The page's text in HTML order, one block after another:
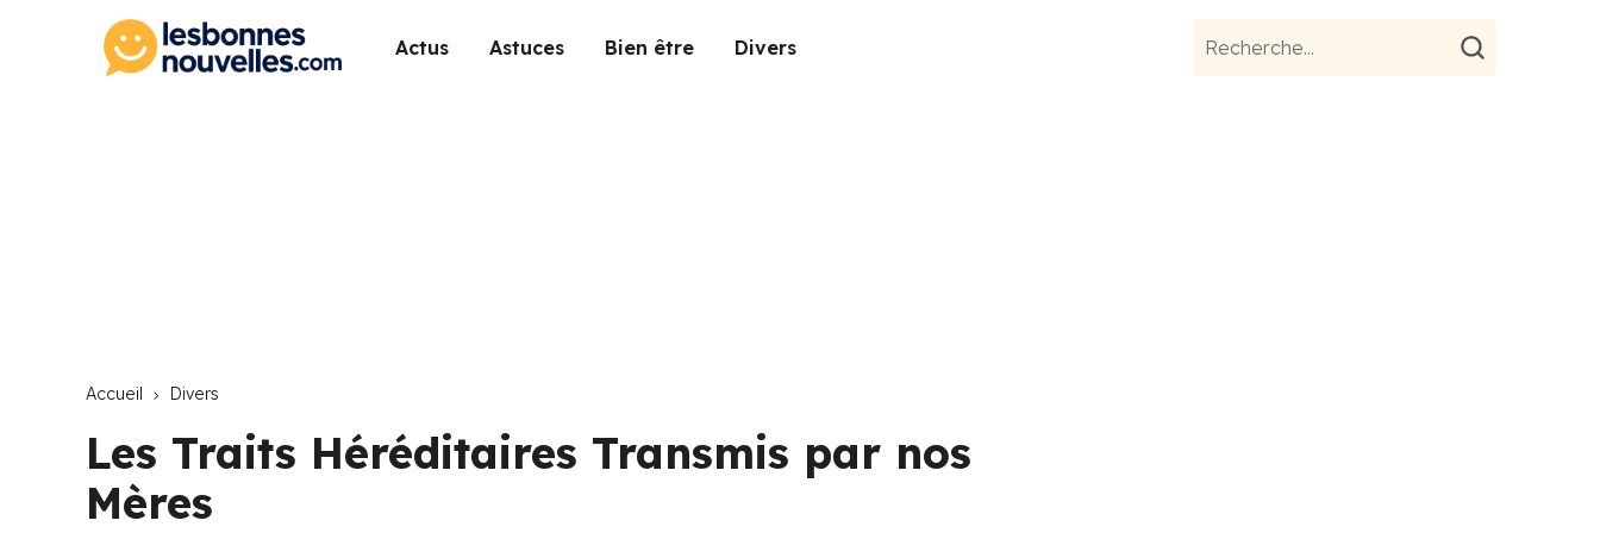
Actus Astuces Bien être Divers
Accueil Divers
Les Traits Héréditaires Transmis par nos
Mères